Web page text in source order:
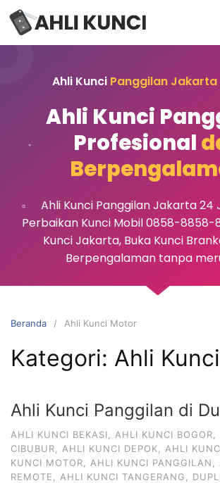
Ahli Kunci Panggilan
Ahli Kunci
Profesional
Ahli Kunci Panggilan Jakarta 24
Perbaikan Kunci Mobil 0858-8858-
Kunci Jakarta, Buka Kunci
Berpengalaman tanpa
Beranda Ahli Kunci Motor
Kategori: Ahli
Ahli Kunci Panggilan di
AHLI KUNCI BEKASI AHLI KUNCI BOGOR
CIBUBUR
AHLI KUNCI DEPOK AHLI
KUNCI MOTOR
AHLI KUNCI PANGGILAN
REMOTE
AHLI KUNCI TANGERANG